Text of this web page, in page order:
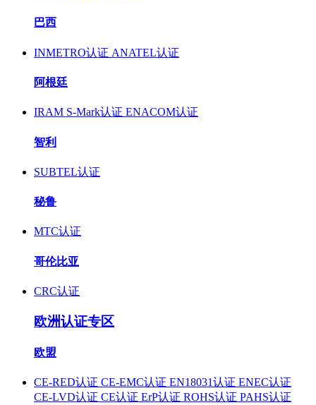
巴西
INMETRO认证 ANATEL认证
阿根廷
IRAM S-Mark认证 ENACOM认证
智利
SUBTEL认证
秘鲁
MTC认证
哥伦比亚
CRC认证
欧洲认证专区
欧盟
CE-RED认证 CE-EMC认证 EN18031认证 ENEC认证
CE-LVD认证 CE认证 ErP认证 ROHS认证 PAHS认证